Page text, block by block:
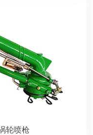
轮喷枪